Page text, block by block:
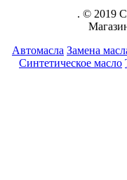
. © 2019
Автомасла Замена
Синтетическое масло